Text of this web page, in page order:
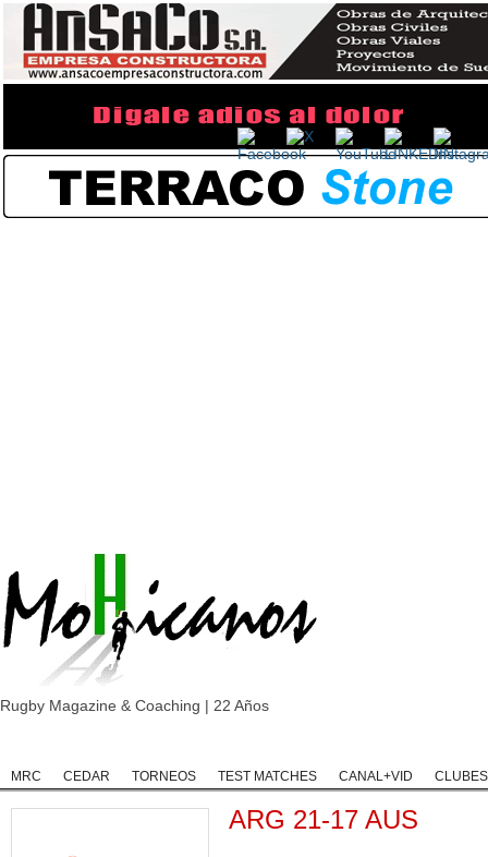
Rugby Magazine & Coaching | 22 Años
MRC
CEDAR TORNEOS TEST MATCHES CANAL+VID CLUBES
ARG 21-17 AUS